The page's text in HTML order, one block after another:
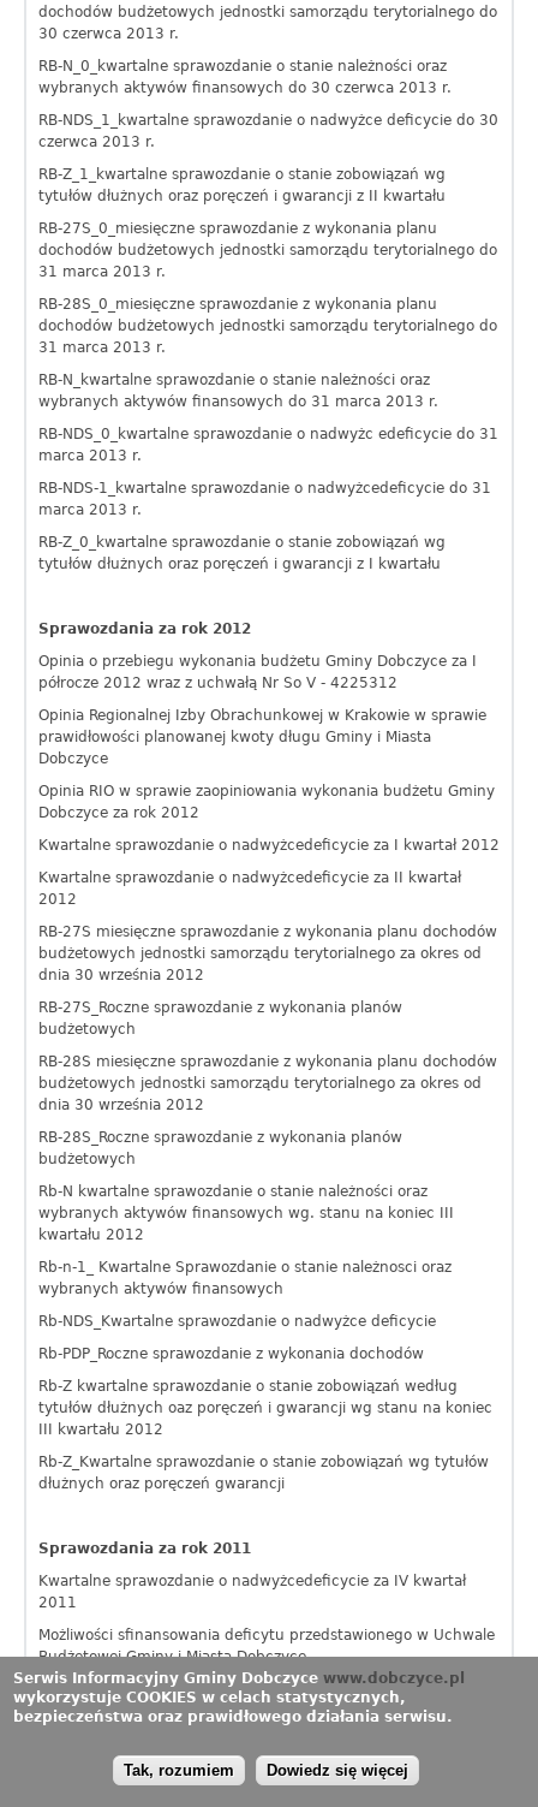
dochodów budżetowych jednostki samorządu terytorialnego do
30 czerwca 2013 r.
RB-N_0_kwartalne sprawozdanie o stanie należności oraz
wybranych aktywów finansowych do 30 czerwca 2013 r.
RB-NDS_1_kwartalne sprawozdanie o nadwyżce deficycie do 30
czerwca 2013 r.
RB-Z_1_kwartalne sprawozdanie o stanie zobowiązań wg
tytułów dłużnych oraz poręczeń i gwarancji z II kwartału
RB-27S_0_miesięczne sprawozdanie z wykonania planu
dochodów budżetowych jednostki samorządu terytorialnego do
31 marca 2013 r.
RB-28S_0_miesięczne sprawozdanie z wykonania planu
dochodów budżetowych jednostki samorządu terytorialnego do
31 marca 2013 r.
RB-N_kwartalne sprawozdanie o stanie należności oraz
wybranych aktywów finansowych do 31 marca 2013 r.
RB-NDS_0_kwartalne sprawozdanie o nadwyżc edeficycie do 31
marca 2013 r.
RB-NDS-1_kwartalne sprawozdanie o nadwyżcedeficycie do 31
marca 2013 r.
RB-Z_0_kwartalne sprawozdanie o stanie zobowiązań wg
tytułów dłużnych oraz poręczeń i gwarancji z I kwartału
Sprawozdania za rok 2012
Opinia o przebiegu wykonania budżetu Gminy Dobczyce za I
półrocze 2012 wraz z uchwałą Nr So V - 4225312
Opinia Regionalnej Izby Obrachunkowej w Krakowie w sprawie
prawidłowości planowanej kwoty długu Gminy i Miasta
Dobczyce
Opinia RIO w sprawie zaopiniowania wykonania budżetu Gminy
Dobczyce za rok 2012
Kwartalne sprawozdanie o nadwyżcedeficycie za I kwartał 2012
Kwartalne sprawozdanie o nadwyżcedeficycie za II kwartał
2012
RB-27S miesięczne sprawozdanie z wykonania planu dochodów
budżetowych jednostki samorządu terytorialnego za okres od
dnia 30 września 2012
RB-27S_Roczne sprawozdanie z wykonania planów
budżetowych
RB-28S miesięczne sprawozdanie z wykonania planu dochodów
budżetowych jednostki samorządu terytorialnego za okres od
dnia 30 września 2012
RB-28S_Roczne sprawozdanie z wykonania planów
budżetowych
Rb-N kwartalne sprawozdanie o stanie należności oraz
wybranych aktywów finansowych wg. stanu na koniec III
kwartału 2012
Rb-n-1_ Kwartalne Sprawozdanie o stanie należnosci oraz
wybranych aktywów finansowych
Rb-NDS_Kwartalne sprawozdanie o nadwyżce deficycie
Rb-PDP_Roczne sprawozdanie z wykonania dochodów
Rb-Z kwartalne sprawozdanie o stanie zobowiązań według
tytułów dłużnych oaz poręczeń i gwarancji wg stanu na koniec
III kwartału 2012
Rb-Z_Kwartalne sprawozdanie o stanie zobowiązań wg tytułów
dłużnych oraz poręczeń gwarancji
Sprawozdania za rok 2011
Kwartalne sprawozdanie o nadwyżcedeficycie za IV kwartał
2011
Możliwości sfinansowania deficytu przedstawionego w Uchwale
Budżetowej Gminy i Miasta Dobczyce
Pawidłowości planowanej kwoty długu Gminy i Miasta Dobczyce
Uchwały RIO z dnia 30.01.2018
budżetowych jednostki samorządu terytorialnego od początku
Serwis Informacyjny Gminy Dobczycewww.dobczyce.pl
wykorzystuje COOKIES w celach statystycznych,
bezpieczeństwa oraz prawidłowego działania serwisu.
Tak, rozumiem Dowiedz się więcej